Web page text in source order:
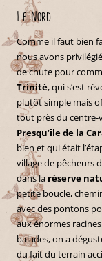
Le Nord
Comme il faut bien
nous avons
de chute pour
Trinité, qui s’est
plutôt simple mais
tout près du centre-
Presqu’île de la
bien et qui était
village de pêcheurs
dans la réserve
petite boucle,
avec des pontons
aux énormes
balades, on a
du fait du terrain